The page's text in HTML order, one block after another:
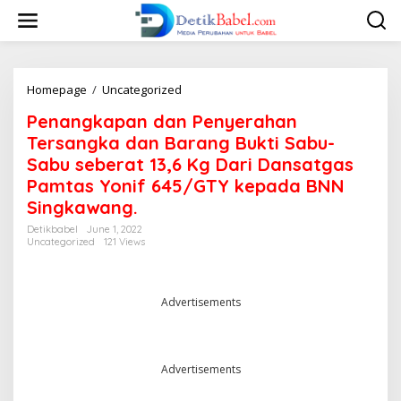
i
Homepage / Uncategorized
n
a
n
k
n
y
Penangkapan dan Penyerahan
Tersangka dan Barang Bukti Sabu-
Sabu seberat 13,6 Kg Dari Dansatgas
Pamtas Yonif 645/GTY kepada BNN
Singkawang.
Detikbabel
June 1, 2022
Uncategorized
121 Views
Advertisements
Advertisements